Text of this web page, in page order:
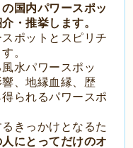
国内パワースポッ
・推挙します。
ポットとスピリチ
。
水パワースポッ
、地縁血縁、歴
られるパワースポ
きっかけとなるた
人にとってだけのオ